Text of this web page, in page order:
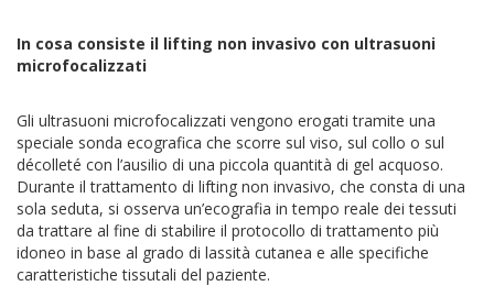
In cosa consiste il lifting non invasivo con ultrasuoni
microfocalizzati
Gli ultrasuoni microfocalizzati vengono erogati tramite una
speciale sonda ecografica che scorre sul viso, sul collo o sul
décolleté con l’ausilio di una piccola quantità di gel acquoso.
Durante il trattamento di lifting non invasivo, che consta di una
sola seduta, si osserva un’ecografia in tempo reale dei tessuti
da trattare al fine di stabilire il protocollo di trattamento più
idoneo in base al grado di lassità cutanea e alle specifiche
caratteristiche tissutali del paziente.